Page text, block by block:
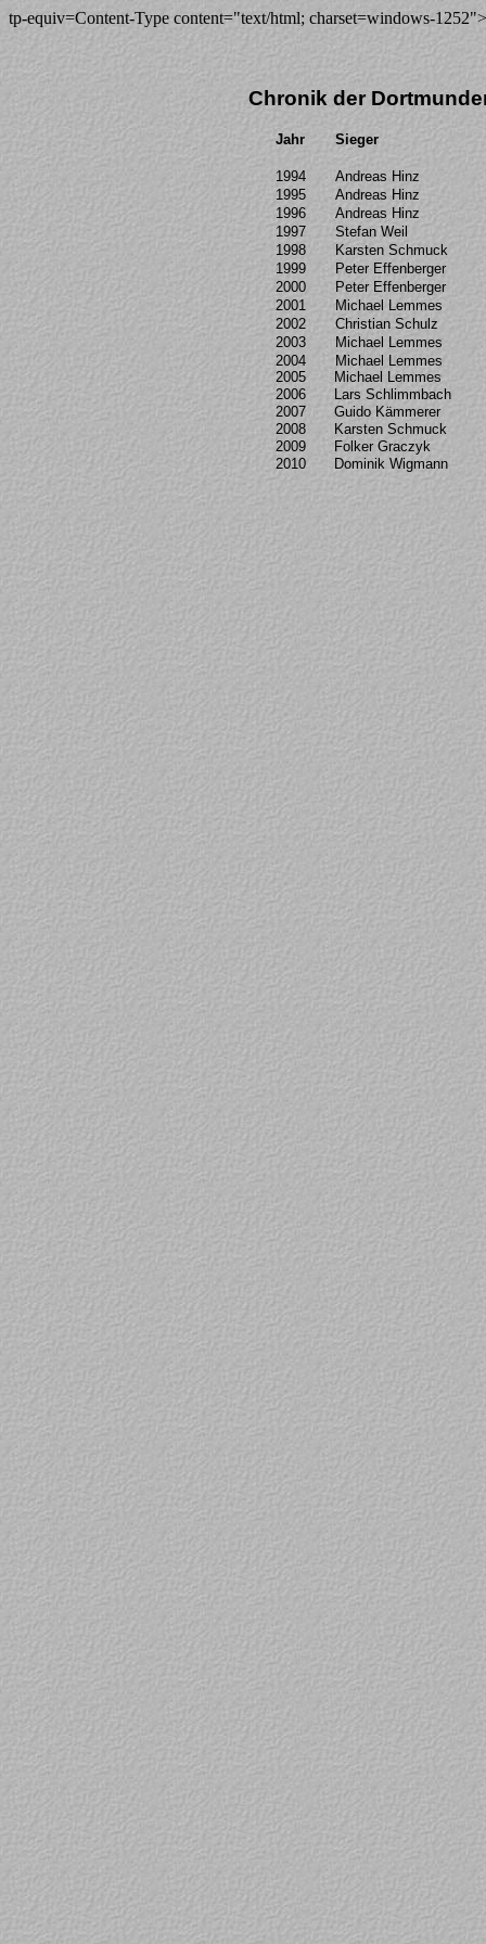
tp-equiv=Content-Type content="text/html; charset=windows-1252">
Chronik der
Jahr Sieger
1994
Andreas Hinz
1995
Andreas Hinz
1996
Andreas Hinz
1997
Stefan Weil
1998
Karsten Schmuck
1999
Peter Effenberger
2000
Peter Effenberger
2001
Michael Lemmes
2002
Christian Schulz
2003
Michael Lemmes
2004
Michael Lemmes
2005
Michael Lemmes
2006
Lars Schlimmbach
2007
Guido Kämmerer
2008
Karsten Schmuck
2009
Folker Graczyk
2010
Dominik Wigmann